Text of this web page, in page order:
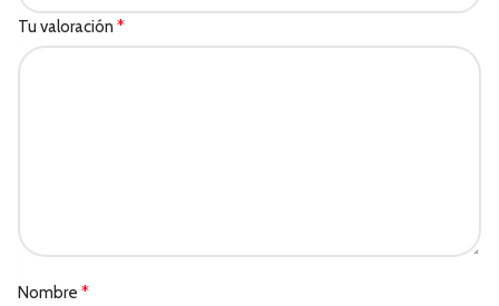
Tu valoración *
Nombre *